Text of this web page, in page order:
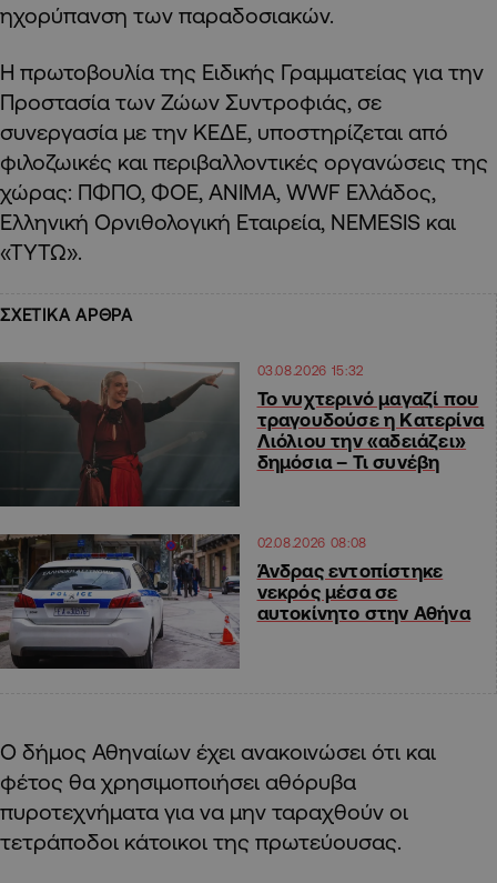
ηχορύπανση των παραδοσιακών.
Η πρωτοβουλία της Ειδικής Γραμματείας για την
Προστασία των Ζώων Συντροφιάς, σε
συνεργασία με την ΚΕΔΕ, υποστηρίζεται από
φιλοζωικές και περιβαλλοντικές οργανώσεις της
χώρας: ΠΦΠΟ, ΦΟΕ, ΑΝΙΜΑ, WWF Ελλάδος,
Ελληνική Ορνιθολογική Εταιρεία, NEMESIS και
«ΤΥΤΩ».
ΣΧΕΤΙΚΑ ΑΡΘΡΑ
03.08.2026 15:32
Το νυχτερινό μαγαζί που
τραγουδούσε η Κατερίνα
Λιόλιου την «αδειάζει»
δημόσια – Τι συνέβη
02.08.2026 08:08
Άνδρας εντοπίστηκε
νεκρός μέσα σε
αυτοκίνητο στην Αθήνα
Ο δήμος Αθηναίων έχει ανακοινώσει ότι και
φέτος θα χρησιμοποιήσει αθόρυβα
πυροτεχνήματα για να μην ταραχθούν οι
τετράποδοι κάτοικοι της πρωτεύουσας.